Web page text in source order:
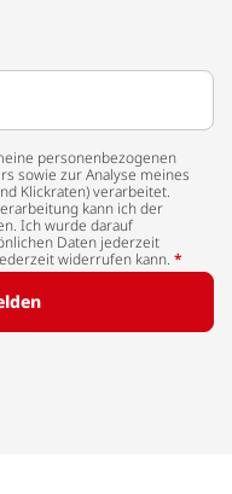
personenbezogenen
sowie zur Analyse meines
Klickraten) verarbeitet.
kann ich der
Ich wurde darauf
Daten jederzeit
widerrufen kann. *